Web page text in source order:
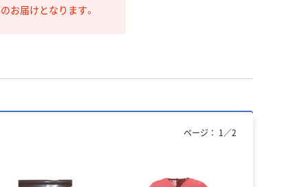
お届けとなります。
ページ： 1 ／2